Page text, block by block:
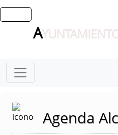
A
Agenda